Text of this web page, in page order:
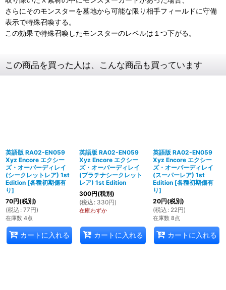
さらにそのモンスターを墓地から可能な限り相手フィールドに守備
表示で特殊召喚する。
この効果で特殊召喚したモンスターのレベルは１つ下がる。
この商品を買った人は、こんな商品も買っています
英語版 RA02-EN059
Xyz Encore エクシー
ズ・オーバーディレイ
(シークレットレア) 1st
Edition [各種初期傷有
り]
70円(税別)
(税込 : 77円)
在庫数 4点
カートに入れる
英語版 RA02-EN059
Xyz Encore エクシー
ズ・オーバーディレイ
(プラチナシークレット
レア) 1st Edition
300円(税別)
(税込 : 330円)
在庫わずか
カートに入れる
英語版 RA02-EN059
Xyz Encore エクシー
ズ・オーバーディレイ
(スーパーレア) 1st
Edition [各種初期傷有
り]
20円(税別)
(税込 : 22円)
在庫数 8点
カートに入れる